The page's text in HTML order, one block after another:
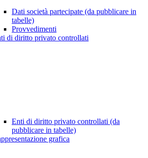
Dati società partecipate (da pubblicare in
tabelle)
Provvedimenti
di diritto privato controllati
Enti di diritto privato controllati (da
pubblicare in tabelle)
grafica